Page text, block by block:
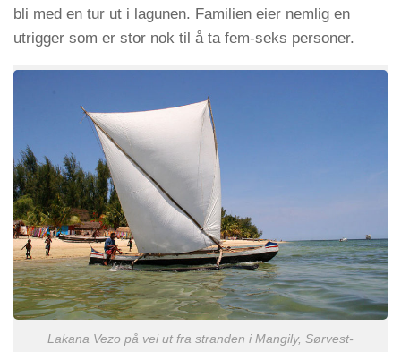
bli med en tur ut i lagunen. Familien eier nemlig en
utrigger som er stor nok til å ta fem-seks personer.
Lakana Vezo på vei ut fra stranden i Mangily, Sørvest-